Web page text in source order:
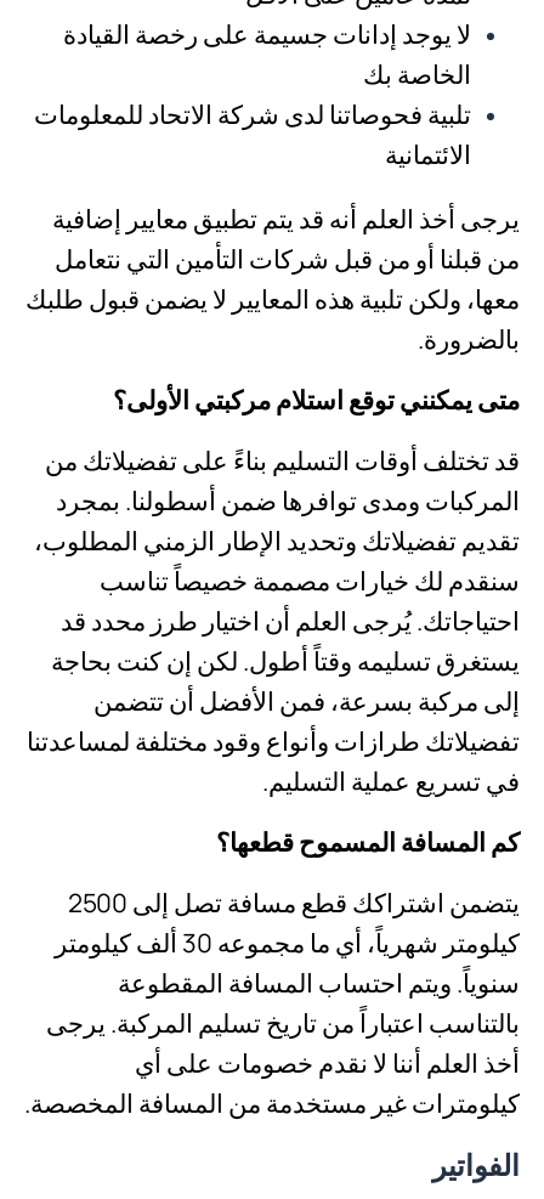
لا يوجد إدانات جسيمة على رخصة القيادة
الخاصة بك
تلبية فحوصاتنا لدى شركة الاتحاد للمعلومات
الائتمانية
يرجى أخذ العلم أنه قد يتم تطبيق معايير إضافية
من قبلنا أو من قبل شركات التأمين التي نتعامل
معها، ولكن تلبية هذه المعايير لا يضمن قبول طلبك
بالضرورة.
متى يمكنني توقع استلام مركبتي الأولى؟
قد تختلف أوقات التسليم بناءً على تفضيلاتك من
المركبات ومدى توافرها ضمن أسطولنا. بمجرد
تقديم تفضيلاتك وتحديد الإطار الزمني المطلوب،
سنقدم لك خيارات مصممة خصيصاً تناسب
احتياجاتك. يُرجى العلم أن اختيار طرز محدد قد
يستغرق تسليمه وقتاً أطول. لكن إن كنت بحاجة
إلى مركبة بسرعة، فمن الأفضل أن تتضمن
تفضيلاتك طرازات وأنواع وقود مختلفة لمساعدتنا
في تسريع عملية التسليم.
كم المسافة المسموح قطعها؟
يتضمن اشتراكك قطع مسافة تصل إلى 2500
كيلومتر شهرياً، أي ما مجموعه 30 ألف كيلومتر
سنوياً. ويتم احتساب المسافة المقطوعة
بالتناسب اعتباراً من تاريخ تسليم المركبة. يرجى
أخذ العلم أننا لا نقدم خصومات على أي
كيلومترات غير مستخدمة من المسافة المخصصة.
الفواتير